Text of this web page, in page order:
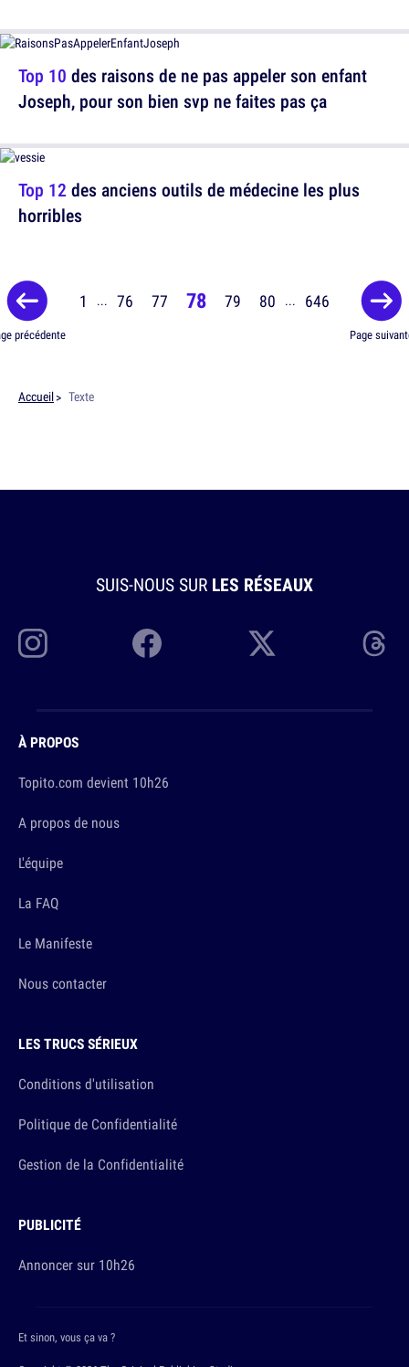
Top 10 des raisons de ne pas appeler son enfant
Joseph, pour son bien svp ne faites pas ça
Top 12 des anciens outils de médecine les plus
horribles
précédente
1 ... 76 77 78 79 80 ... 646
Page
Accueil Texte
SUIS-NOUS SUR LES RÉSEAUX
À PROPOS
Topito.com devient 10h26
A propos de nous
L'équipe
La FAQ
Le Manifeste
Nous contacter
LES TRUCS SÉRIEUX
Conditions d'utilisation
Politique de Confidentialité
Gestion de la Confidentialité
PUBLICITÉ
Annoncer sur 10h26
Et sinon, vous ça va ?